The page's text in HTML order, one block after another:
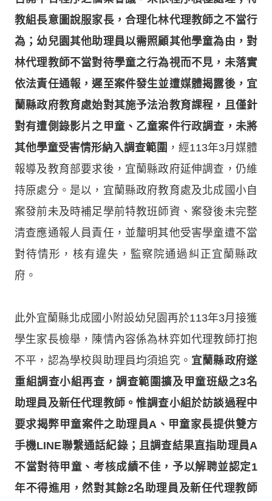
教組長意圖說服家長，合理化林代理教師之不當行
為；幼兒園其他助理員以需照顧其他學童為由，對
林代理教師不當對待學童之行為視而不見，未落實
依法責任通報，遲至案件發生並遭媒體揭露後，宜
蘭縣政府教育處始對其施予法治教育課程，且僅針
對有遭側錄影片之甲童、乙童案件行政調查，未將
其他學童受害情形納入調查範圍 ，經113年3月媒體
報導及教育部要求後，宜蘭縣政府延伸調查，仍維
持原處分。是以，宜蘭縣政府教育處及北成國小自
案發前未及時補足學前特教班師資、案發後未完整
清查應通報人員責任，並釐明其他受害學童遭不當
對待情形，核有違失，監察院通過糾正宜蘭縣政
府。
此外宜蘭縣北成國小附設幼兒園再於113年3月接獲
學生家長檢舉，陳情內容係為林弈如代理教師打抱
不平，認為學校與助理員均須追究。 宜蘭縣政府遂
重組調查小組再查，調查範圍擴及甲童班級之3名
助理員及新任代理教師。惟調查小組於訪談過程中
要求揭弊甲童案件之助理員A、甲童家長提供雙方
手機LINE聯繫通話紀錄；且調查結果直指助理員A
不當對待甲童、考核成績不佳，予以解聘並認定1
年不得進用，然對其餘2名助理員及新任代理教師